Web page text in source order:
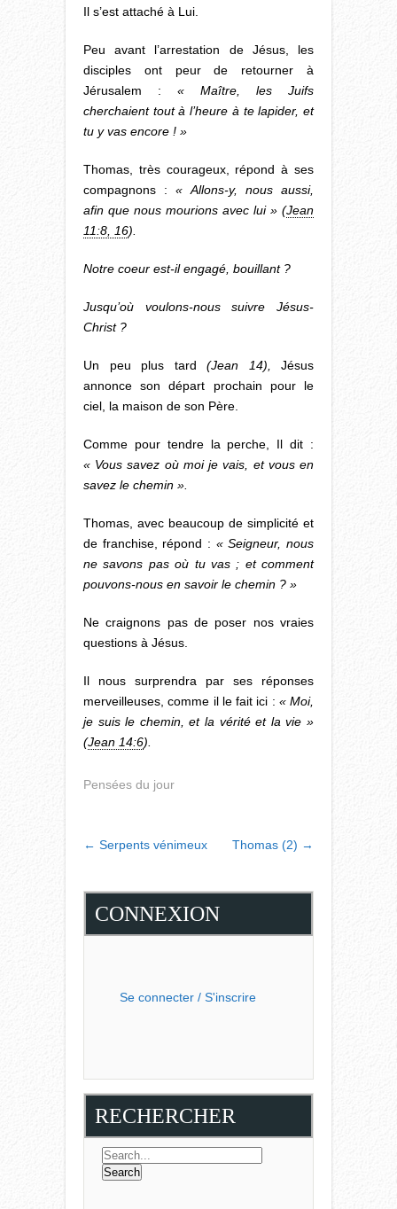
Il s’est attaché à Lui.
Peu avant l’arrestation de Jésus, les
disciples ont peur de retourner à
Jérusalem : « Maître, les Juifs
cherchaient tout à l’heure à te lapider, et
tu y vas encore ! »
Thomas, très courageux, répond à ses
compagnons : « Allons-y, nous aussi,
afin que nous mourions avec lui » (Jean
11:8, 16).
Notre coeur est-il engagé, bouillant ?
Jusqu’où voulons-nous suivre Jésus-
Christ ?
Un peu plus tard (Jean 14), Jésus
annonce son départ prochain pour le
ciel, la maison de son Père.
Comme pour tendre la perche, Il dit :
« Vous savez où moi je vais, et vous en
savez le chemin ».
Thomas, avec beaucoup de simplicité et
de franchise, répond : « Seigneur, nous
ne savons pas où tu vas ; et comment
pouvons-nous en savoir le chemin ? »
Ne craignons pas de poser nos vraies
questions à Jésus.
Il nous surprendra par ses réponses
merveilleuses, comme il le fait ici : « Moi,
je suis le chemin, et la vérité et la vie »
(Jean 14:6).
Pensées du jour
POST
← Serpents vénimeux Thomas (2) →
CONNEXION
Se connecter / S'inscrire
RECHERCHER